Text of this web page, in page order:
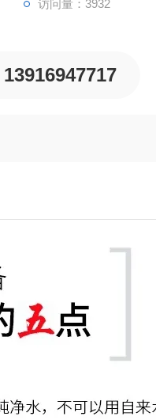
访问量：3932
13916947717